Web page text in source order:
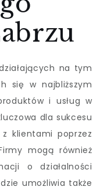
na tym
się w najbliższym
i usług w
dla sukcesu
klientami poprzez
mogą również
o działalności
umożliwia także